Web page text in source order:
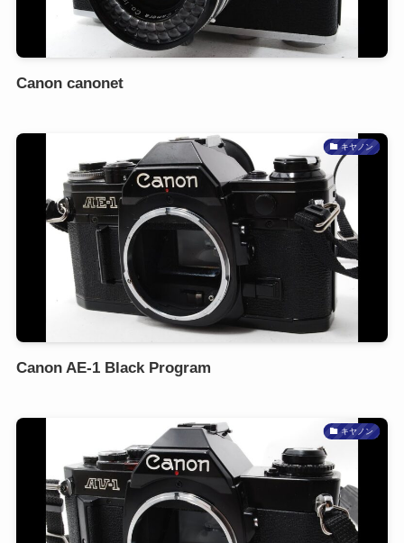
Canon canonet
キヤノン
Canon AE-1 Black Program
キヤノン